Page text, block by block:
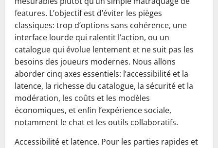
features. L’objectif est d’éviter les pièges
classiques: trop d’options sans cohérence, une
interface lourde qui ralentit l’action, ou un
catalogue qui évolue lentement et ne suit pas les
besoins des joueurs modernes. Nous allons
aborder cinq axes essentiels: l’accessibilité et la
latence, la richesse du catalogue, la sécurité et la
modération, les coûts et les modèles
économiques, et enfin l’expérience sociale,
notamment le chat et les outils collaboratifs.
Accessibilité et latence. Pour les parties rapides et